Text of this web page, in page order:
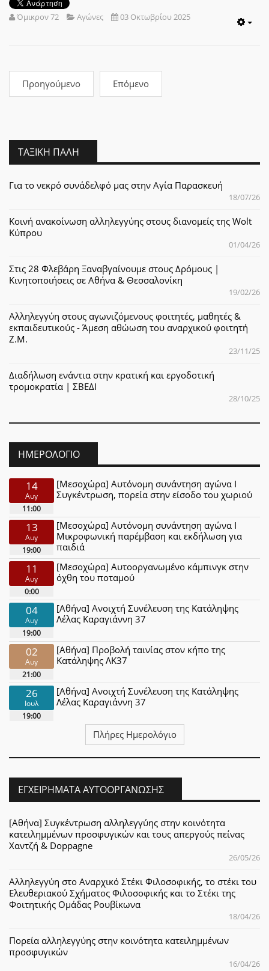
Όμικρον 72 Αγώνες 03 Οκτωβρίου 2025
Προηγούμενο Επόμενο
ΤΑΞΙΚΉ ΠΆΛΗ
Για το νεκρό συνάδελφό μας στην Αγία Παρασκευή
18/07/26
Κοινή ανακοίνωση αλληλεγγύης στους διανομείς της Wolt
Κύπρου
01/04/26
Στις 28 Φλεβάρη Ξαναβγαίνουμε στους Δρόμους |
Κινητοποιήσεις σε Αθήνα & Θεσσαλονίκη
19/02/26
Αλληλεγγύη στους αγωνιζόμενους φοιτητές, μαθητές &
εκπαιδευτικούς - Άμεση αθώωση του αναρχικού φοιτητή
Ζ.Μ.
23/11/25
Διαδήλωση ενάντια στην κρατική και εργοδοτική
τρομοκρατία | ΣΒΕΔΙ
28/10/25
ΗΜΕΡΟΛΌΓΙΟ
14
Αυγ
11:00
[Μεσοχώρα] Αυτόνομη συνάντηση αγώνα Ι
Συγκέντρωση, πορεία στην είσοδο του χωριού
13
Αυγ
19:00
[Μεσοχώρα] Αυτόνομη συνάντηση αγώνα Ι
Μικροφωνική παρέμβαση και εκδήλωση για
παιδιά
11
Αυγ
0:00
[Μεσοχώρα] Αυτοοργανωμένο κάμπινγκ στην
όχθη του ποταμού
04
Αυγ
19:00
[Αθήνα] Ανοιχτή Συνέλευση της Κατάληψης
Λέλας Καραγιάννη 37
02
Αυγ
21:00
[Αθήνα] Προβολή ταινίας στον κήπο της
Κατάληψης ΛΚ37
26
Ιουλ
19:00
[Αθήνα] Ανοιχτή Συνέλευση της Κατάληψης
Λέλας Καραγιάννη 37
Πλήρες Ημερολόγιο
ΕΓΧΕΙΡΉΜΑΤΑ ΑΥΤΟΟΡΓΆΝΩΣΗΣ
[Αθήνα] Συγκέντρωση αλληλεγγύης στην κοινότητα
κατειλημμένων προσφυγικών και τους απεργούς πείνας
Χαντζή & Doppagne
26/05/26
Αλληλεγγύη στο Αναρχικό Στέκι Φιλοσοφικής, το στέκι του
Ελευθεριακού Σχήματος Φιλοσοφικής και το Στέκι της
Φοιτητικής Ομάδας Ρουβίκωνα
18/04/26
Πορεία αλληλεγγύης στην κοινότητα κατειλημμένων
προσφυγικών
16/04/26